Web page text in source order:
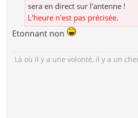
sera en direct sur l'antenne !
L'heure n'est pas précisée.
Etonnant non
Là où il y a une volonté, il y a un